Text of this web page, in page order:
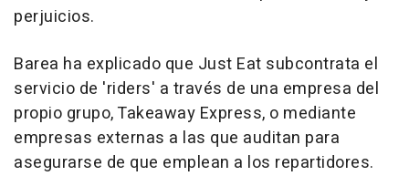
perjuicios.
Barea ha explicado que Just Eat subcontrata el
servicio de 'riders' a través de una empresa del
propio grupo, Takeaway Express, o mediante
empresas externas a las que auditan para
asegurarse de que emplean a los repartidores.